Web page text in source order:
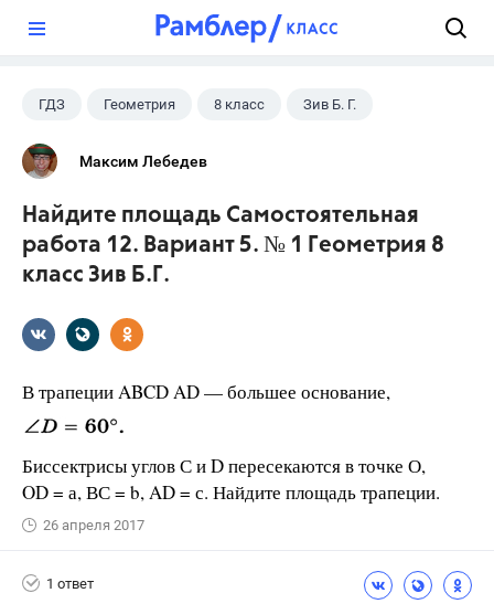
ГДЗ Геометрия 8 класс Зив Б. Г.
Максим Лебедев
Найдите площадь Самостоятельная
работа 12. Вариант 5. № 1 Геометрия 8
класс Зив Б.Г.
В трапеции ABCD AD — большее основание,
Биссектрисы углов С и D пересекаются в точке О,
OD = а, ВС = b, AD = с. Найдите площадь трапеции.
26 апреля 2017
1 ответ